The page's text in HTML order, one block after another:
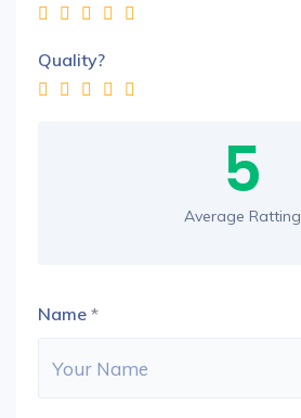
Quality?
5
Average Ratting
Name *